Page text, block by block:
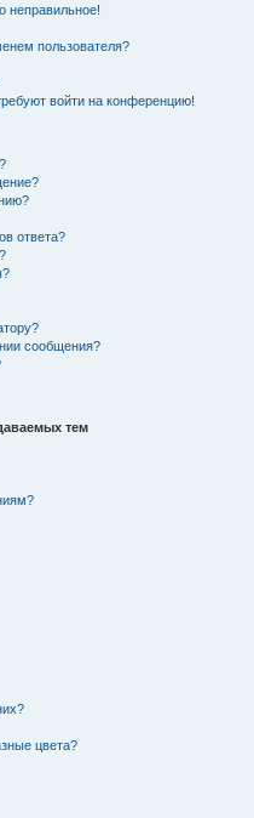
неправильное!
пользователя?
войти на конференцию!
ответа?
сообщения?
тем
цвета?